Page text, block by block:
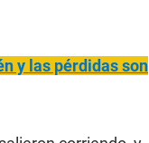
y las pérdidas son